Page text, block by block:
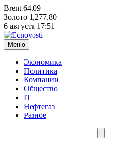
Brent 64.09
Золото 1,277.80
6 августа 17:51
Меню
Экономика
Политика
Компании
Общество
IT
Нефтегаз
Разное